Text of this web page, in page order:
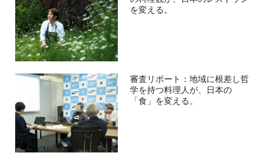
を変える。
審査リポート：地域に根差し哲
学を持つ料理人が、日本の
「食」を変える。